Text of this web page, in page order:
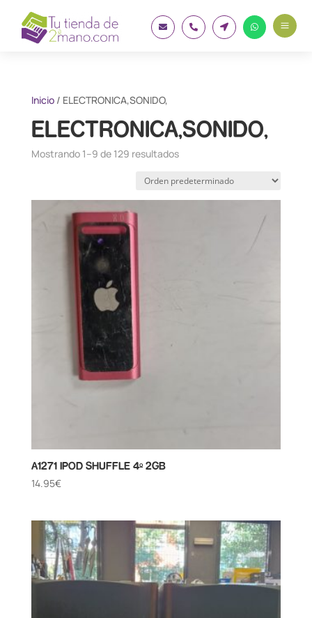
    a
Inicio/ ELECTRONICA,SONIDO,
ELECTRONICA,SONIDO,
Mostrando 1–9 de 129 resultados
A1271 IPOD SHUFFLE 4º 2GB
14.95€